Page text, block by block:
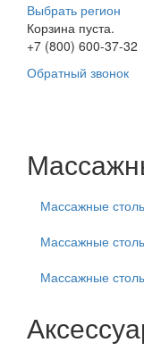
Выбрать регион
Корзина пуста.
+7 (800) 600-37-32
Обратный звонок
Массажные
Массажные
Массажные